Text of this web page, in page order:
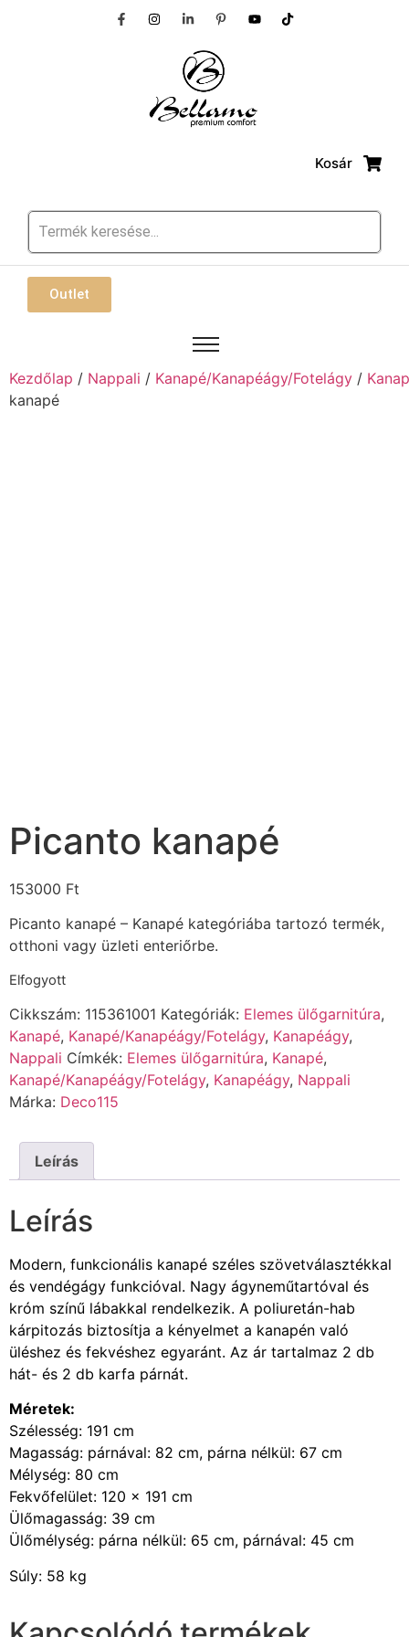
Kosár
Outlet
Kezdőlap / Nappali / Kanapé/Kanapéágy/Fotelágy /
kanapé
Picanto kanapé
153000 Ft
Picanto kanapé – Kanapé kategóriába tartozó termék,
otthoni vagy üzleti enteriőrbe.
Elfogyott
Cikkszám: 115361001 Kategóriák: Elemes ülőgarnitúra,
Kanapé, Kanapé/Kanapéágy/Fotelágy, Kanapéágy,
Nappali Címkék: Elemes ülőgarnitúra, Kanapé,
Kanapé/Kanapéágy/Fotelágy, Kanapéágy, Nappali
Márka: Deco115
Leírás
Leírás
Modern, funkcionális kanapé széles szövetválasztékkal
és vendégágy funkcióval. Nagy ágyneműtartóval és
króm színű lábakkal rendelkezik. A poliuretán-hab
kárpitozás biztosítja a kényelmet a kanapén való
üléshez és fekvéshez egyaránt. Az ár tartalmaz 2 db
hát- és 2 db karfa párnát.
Méretek:
Szélesség: 191 cm
Magasság: párnával: 82 cm, párna nélkül: 67 cm
Mélység: 80 cm
Fekvőfelület: 120 x 191 cm
Ülőmagasság: 39 cm
Ülőmélység: párna nélkül: 65 cm, párnával: 45 cm
Súly: 58 kg